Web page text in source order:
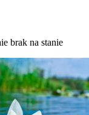
brak na stanie